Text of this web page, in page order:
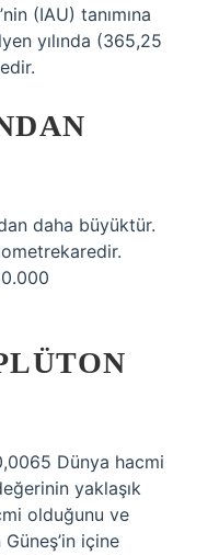
(IAU) tanımına
yılında (365,25
daha büyüktür.
Dünya hacmi
yaklaşık
olduğunu ve
Güneş’in içine